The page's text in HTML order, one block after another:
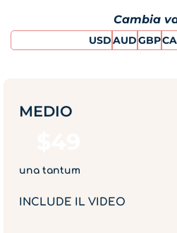
Cambia
USDAUDGBP
MEDIO
una tantum
INCLUDE IL VIDEO